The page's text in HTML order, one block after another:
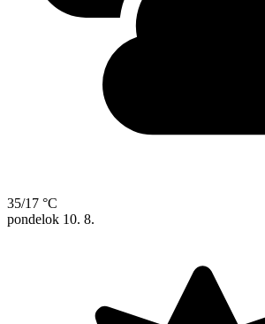
35/17 °C
pondelok 10. 8.